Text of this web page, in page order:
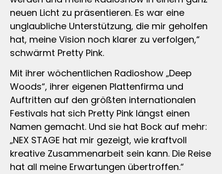
neuen Licht zu präsentieren. Es war eine
unglaubliche Unterstützung, die mir geholfen
hat, meine Vision noch klarer zu verfolgen,“
schwärmt Pretty Pink.
Mit ihrer wöchentlichen Radioshow „Deep
Woods“, ihrer eigenen Plattenfirma und
Auftritten auf den größten internationalen
Festivals hat sich Pretty Pink längst einen
Namen gemacht. Und sie hat Bock auf mehr:
„NEX STAGE hat mir gezeigt, wie kraftvoll
kreative Zusammenarbeit sein kann. Die Reise
hat all meine Erwartungen übertroffen.“